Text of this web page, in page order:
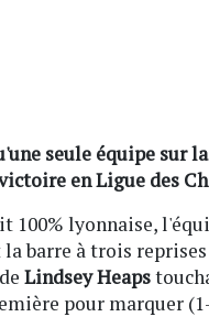
seule équipe sur
en Ligue des
100% lyonnaise,
barre à trois
Lindsey Heaps
pour marquer